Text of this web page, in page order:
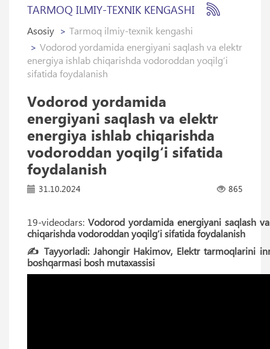
TARMOQ ILMIY-TEXNIK KENGASHI
Asosiy
Tarmoq ilmiy-texnik kengashi
Vodorod yordamida energiyani saqlash va elektr
energiya ishlab chiqarishda vodoroddan yoqilg‘i
sifatida foydalanish
Vodorod yordamida
energiyani saqlash va elektr
energiya ishlab chiqarishda
vodoroddan yoqilg‘i sifatida
foydalanish
31.10.2024 865
19-videodars: Vodorod yordamida energiyani saqlash
chiqarishda vodoroddan yoqilg‘i sifatida foydalanish
✍️ Tayyorladi: Jahongir Hakimov, Elektr tarmoqlarini
boshqarmasi bosh mutaxassisi